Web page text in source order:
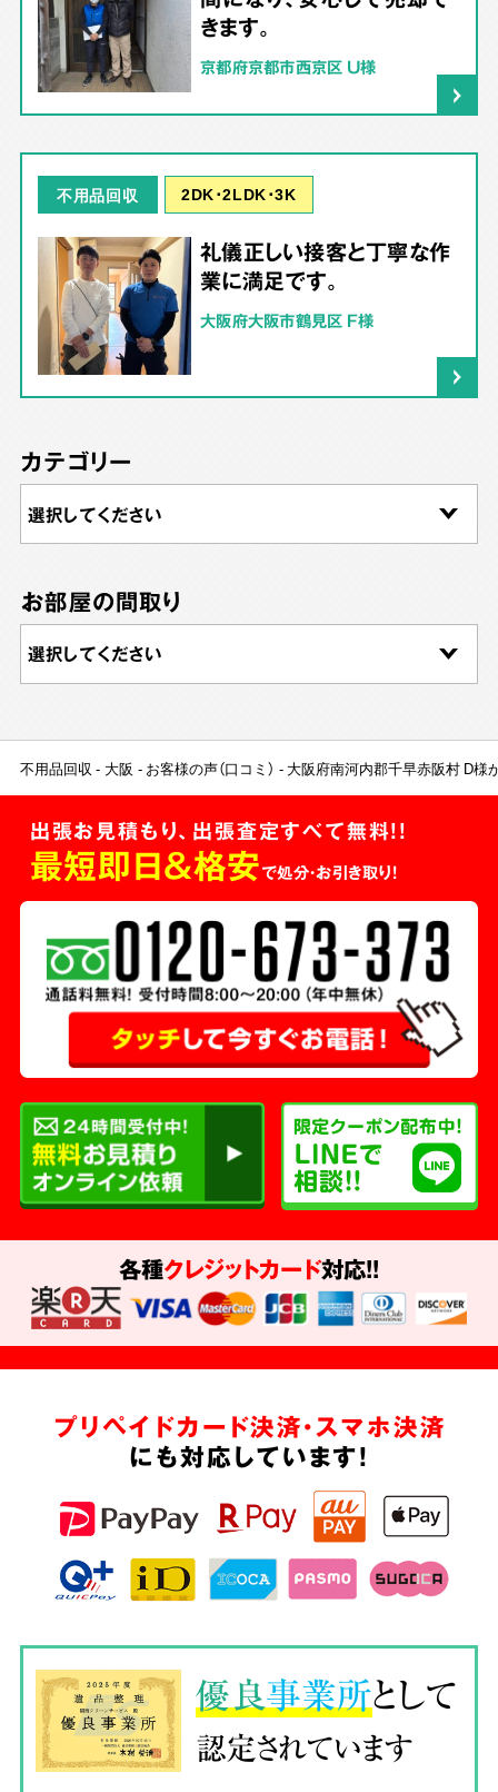
きます。
京都府京都市西京区 U様
不用品回収 2DK･2LDK･3K
礼儀正しい接客と丁寧な作
業に満足です。
大阪府大阪市鶴見区 F様
カテゴリー
お部屋の間取り
不用品回収 大阪 お客様の声（口コミ） 大阪府南河内郡千早赤阪村 D様
出張お見積もり、出張査定すべて無料!!
最短即日＆格安で処分・お引き取り！
各種クレジットカード対応!!
プリペイドカード決済・スマホ決済
にも対応しています!
優良事業所として
認定されています